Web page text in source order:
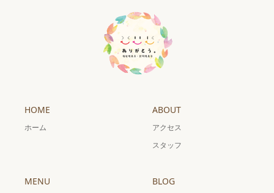
HOME
ホーム
ABOUT
アクセス
スタッフ
MENU BLOG